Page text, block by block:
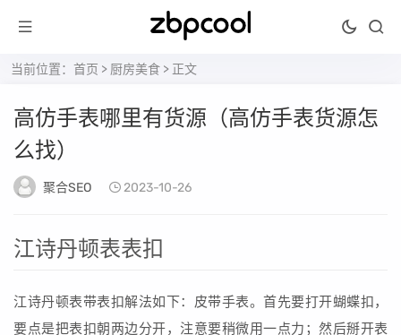
当前位置： 首页 > 厨房美食 > 正文
高仿手表哪里有货源（高仿手表货源怎
么找）
聚合SEO 2023-10-26
江诗丹顿表表扣
江诗丹顿表带表扣解法如下：皮带手表。首先要打开蝴蝶扣，
要点是把表扣朝两边分开，注意要稍微用一点力；然后掰开表